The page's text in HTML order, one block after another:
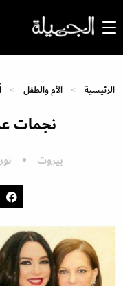
الرئيسية الأم والطفل
نجمات
بيروت